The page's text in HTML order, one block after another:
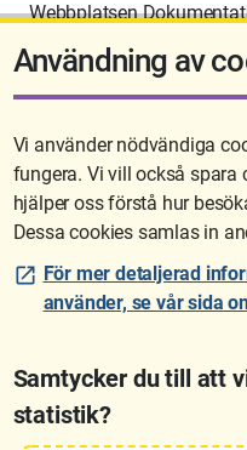
Webbplatsen
att avvecklas på sikt.
Sidan uppdaterades
Användning av
Vi använder nödvändiga
fungera. Vi vill också
hjälper oss förstå hur
Dessa cookies samlas in
För mer detaljerad
använder, se vår sida
Samtycker du till att
statistik?
Lantmäteriet är den myndighet